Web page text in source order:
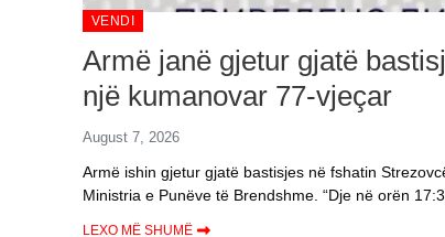
VENDI
Armë janë gjetur gjatë
një kumanovar 77-vjeçar
August 7, 2026
Armë ishin gjetur gjatë bastisjes në fshatin
Ministria e Punëve të Brendshme. “Dje në orën
LEXO MË SHUMË